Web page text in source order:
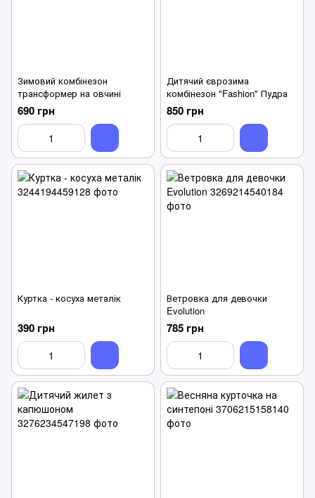
Зимовий комбінезон
трансформер на овчині
690 грн
Дитячий єврозима
комбінезон "Fashion" Пудра
850 грн
Куртка - косуха металік
390 грн
Ветровка для девочки
Evolution
785 грн